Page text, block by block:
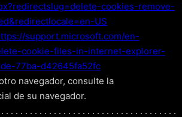
cookies-remove-
US
support.microsoft.com/en-
cookie-files-in-internet-explorer-
77ba-d42645fa52fc
navegador, consulte la
de su navegador.
. . . . . . . . . . . . . . . . . . . . . . . . . . . . . . . . . . . .